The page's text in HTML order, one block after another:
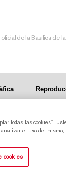
oficial de la Basílica de
todas las cookies”,
el uso del
cookies